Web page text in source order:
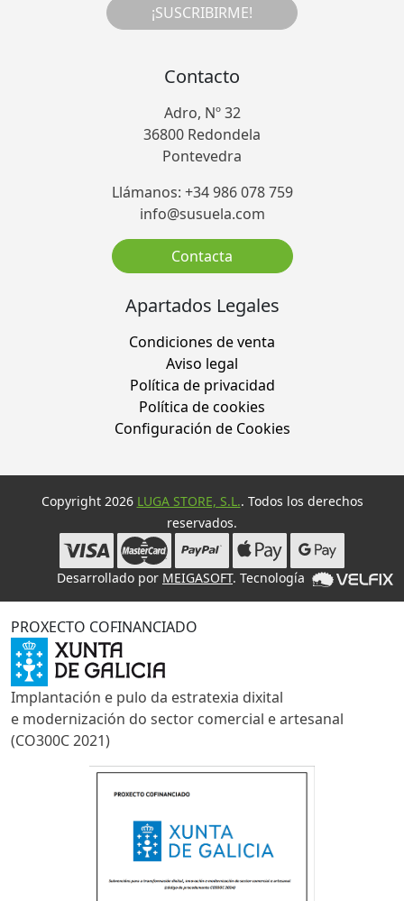
¡SUSCRIBIRME!
Contacto
Adro, Nº 32
36800 Redondela
Pontevedra
Llámanos: +34 986 078 759
info@susuela.com
Contacta
Apartados Legales
Condiciones de venta
Aviso legal
Política de privacidad
Política de cookies
Configuración de Cookies
Copyright 2026 LUGA STORE, S.L.. Todos los derechos
reservados.
Desarrollado por MEIGASOFT. Tecnología
PROXECTO COFINANCIADO
Implantación e pulo da estratexia dixital
e modernización do sector comercial e artesanal
(CO300C 2021)